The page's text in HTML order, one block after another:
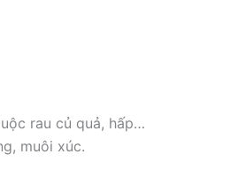
rau củ quả, hấp…
muôi xúc.